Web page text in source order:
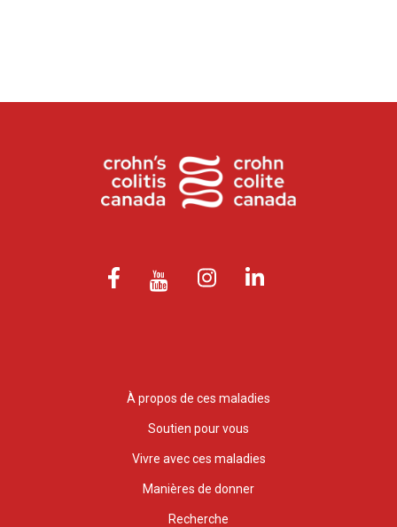
À propos de ces maladies
Soutien pour vous
Vivre avec ces maladies
Manières de donner
Recherche